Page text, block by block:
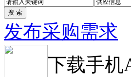
发布采购需求
下载手机